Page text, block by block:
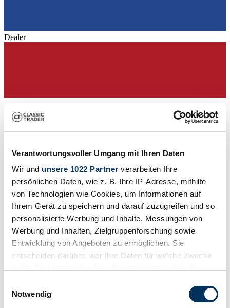
Verantwortungsvoller Umgang mit Ihren Daten
Wir und unsere 1022 Partner verarbeiten Ihre
persönlichen Daten, wie z. B. Ihre IP-Adresse, mithilfe
von Technologien wie Cookies, um Informationen auf
Ihrem Gerät zu speichern und darauf zuzugreifen und so
personalisierte Werbung und Inhalte, Messungen von
Werbung und Inhalten, Zielgruppenforschung sowie
Entwicklung von Angeboten zu ermöglichen. Sie
entscheiden darüber, wer Ihre Daten für welche Zwecke
Trigger Symbol ändern oder widerrufen
Notwendig
Dealer
Expired listing